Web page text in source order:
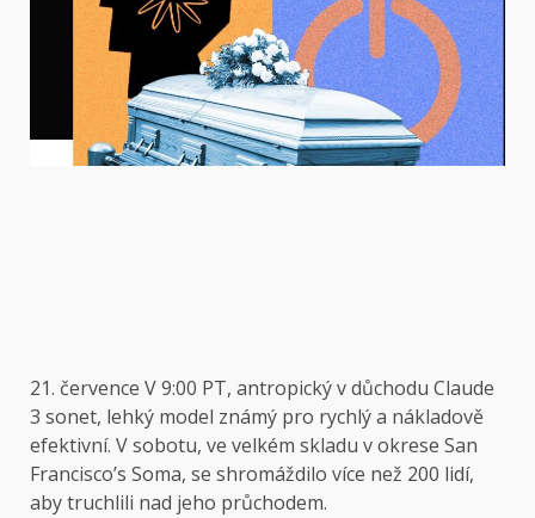
21. července V 9:00 PT, antropický v důchodu Claude
3 sonet, lehký model známý pro rychlý a nákladově
efektivní. V sobotu, ve velkém skladu v okrese San
Francisco’s Soma, se shromáždilo více než 200 lidí,
aby truchlili nad jeho průchodem.